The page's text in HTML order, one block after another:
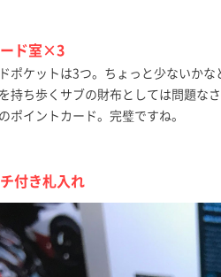
ド室×3
ポケットは3つ。ちょっと少ないか
持ち歩くサブの財布としては問題な
ポイントカード。完璧ですね。
付き札入れ